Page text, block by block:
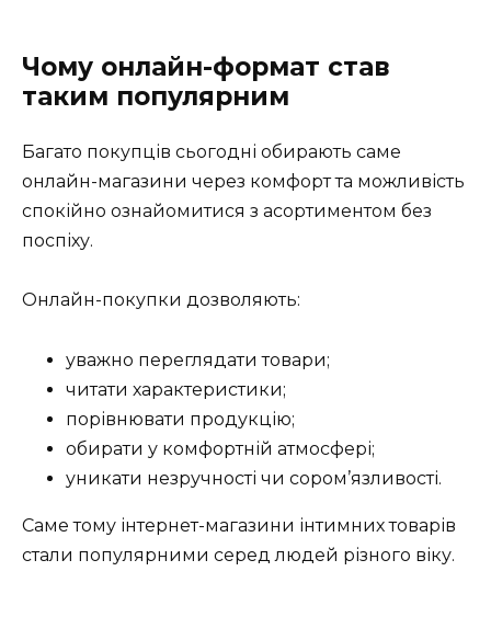
Чому онлайн-формат став
таким популярним
Багато покупців сьогодні обирають саме
онлайн-магазини через комфорт та можливість
спокійно ознайомитися з асортиментом без
поспіху.
Онлайн-покупки дозволяють:
уважно переглядати товари;
читати характеристики;
порівнювати продукцію;
обирати у комфортній атмосфері;
уникати незручності чи сором’язливості.
Саме тому інтернет-магазини інтимних товарів
стали популярними серед людей різного віку.